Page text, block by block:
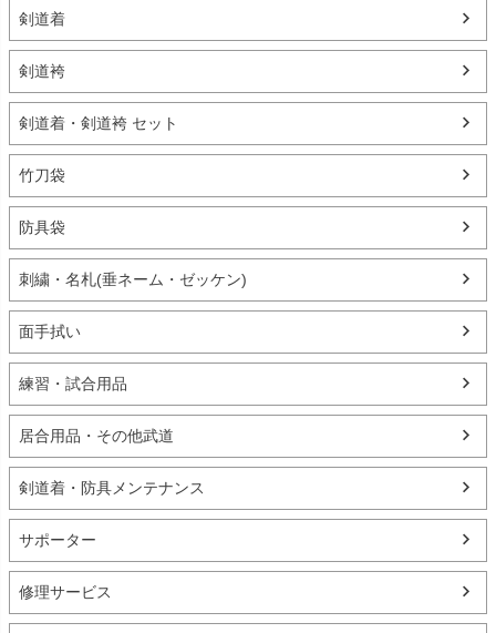
剣道着
剣道袴
剣道着・剣道袴 セット
竹刀袋
防具袋
刺繍・名札(垂ネーム・ゼッケン)
面手拭い
練習・試合用品
居合用品・その他武道
剣道着・防具メンテナンス
サポーター
修理サービス